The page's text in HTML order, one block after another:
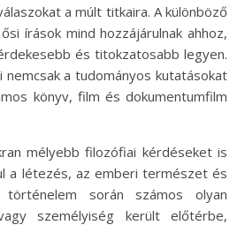
a múlt titkaira. A különböző
írások mind hozzájárulnak ahhoz,
és titokzatosabb legyen.
a tudományos kutatásokat
könyv, film és dokumentumfilm
mélyebb filozófiai kérdéseket is
a létezés, az emberi természet és
során számos olyan
személyiség került előtérbe,